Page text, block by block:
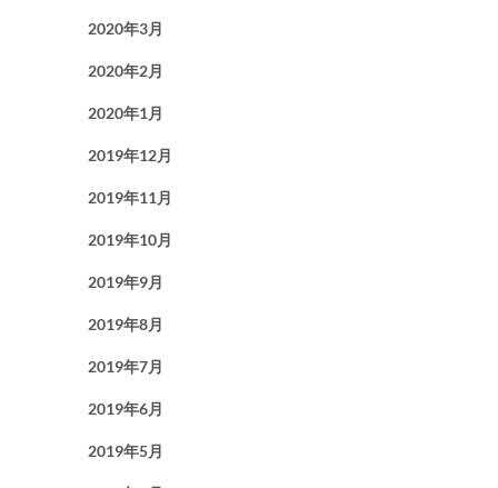
2020年3月
2020年2月
2020年1月
2019年12月
2019年11月
2019年10月
2019年9月
2019年8月
2019年7月
2019年6月
2019年5月